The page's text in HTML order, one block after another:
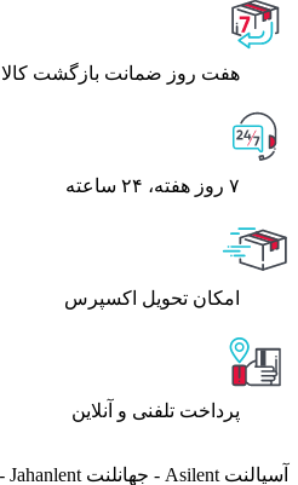
هفت روز ضمانت بازگشت کالا
۷ روز ﻫﻔﺘﻪ، ۲۴ ﺳﺎﻋﺘﻪ
اﻣﮑﺎن ﺗﺤﻮﯾﻞ اﮐﺴﭙﺮس
پرداخت تلفنی و آنلاین